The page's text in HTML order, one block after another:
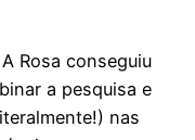
Rosa conseguiu
a pesquisa e
nas